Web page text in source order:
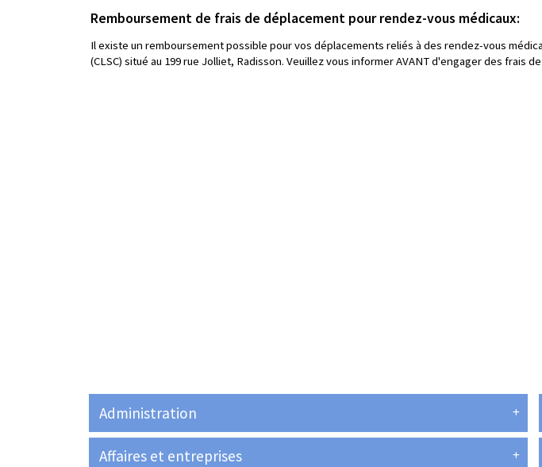
Remboursement de frais de déplacement pour rendez-vous médicaux:
Il existe un remboursement possible pour vos déplacements reliés à des rendez-vous
(CLSC) situé au 199 rue Jolliet, Radisson. Veuillez vous informer AVANT d'engager des frais
Administration
Affaires et entreprises